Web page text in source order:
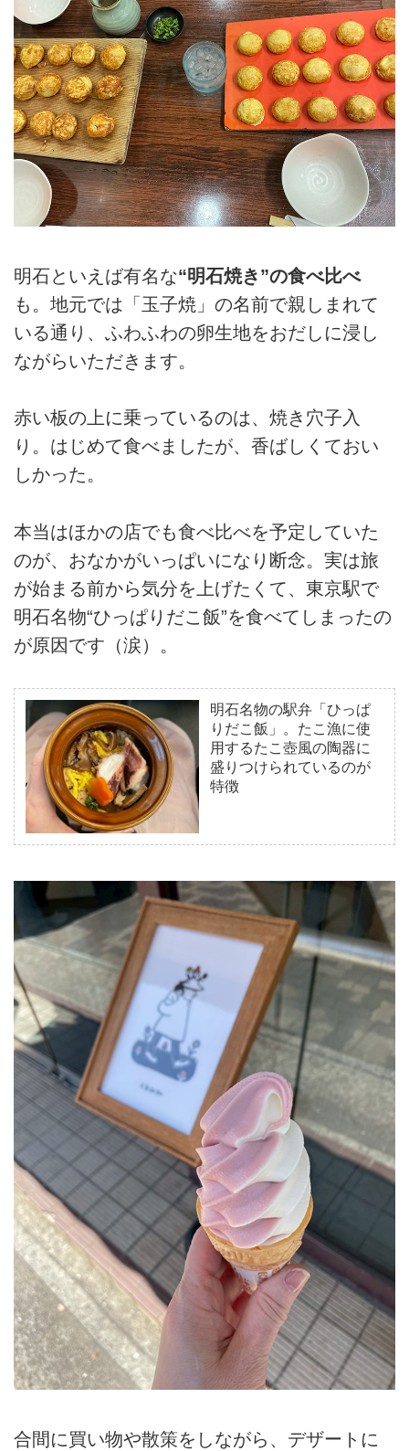
明石といえば有名な“明石焼き”の食べ比べ
も。地元では「玉子焼」の名前で親しまれて
いる通り、ふわふわの卵生地をおだしに浸し
ながらいただきます。
赤い板の上に乗っているのは、焼き穴子入
り。はじめて食べましたが、香ばしくておい
しかった。
本当はほかの店でも食べ比べを予定していた
のが、おなかがいっぱいになり断念。実は旅
が始まる前から気分を上げたくて、東京駅で
明石名物“ひっぱりだこ飯”を食べてしまったの
が原因です（涙）。
明石名物の駅弁「ひっぱ
りだこ飯」。たこ漁に使
用するたこ壺風の陶器に
盛りつけられているのが
特徴
合間に買い物や散策をしながら、デザートに